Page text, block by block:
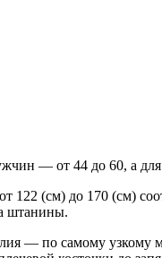
— от 44 до 60, а
122 (см) до 170 (см)
штанины.
— по самому узкому